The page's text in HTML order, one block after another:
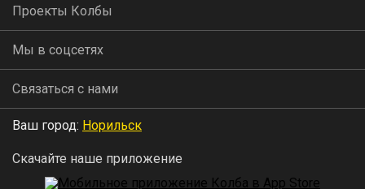
Проекты Колбы
Мы в соцсетях
Связаться с нами
Ваш город: Норильск
Скачайте наше приложение